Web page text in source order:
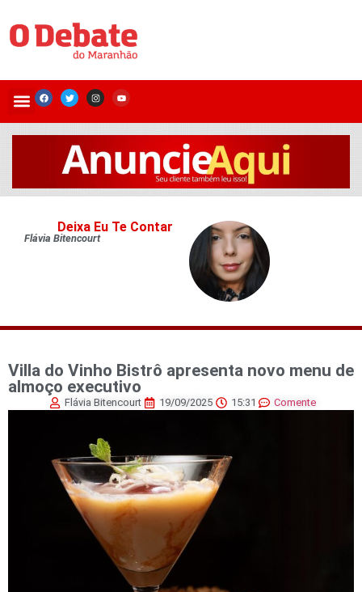
Deixa Eu Te Contar
Flávia Bitencourt
Villa do Vinho Bistrô apresenta novo menu de
almoço executivo
Flávia Bitencourt 19/09/2025 15:31 Comente